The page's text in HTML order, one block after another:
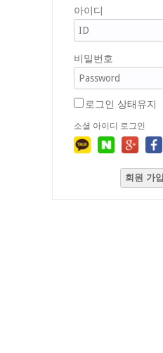
아이디
비밀번호
로그인 상태유지
소셜 아이디 로그인
회원 가입